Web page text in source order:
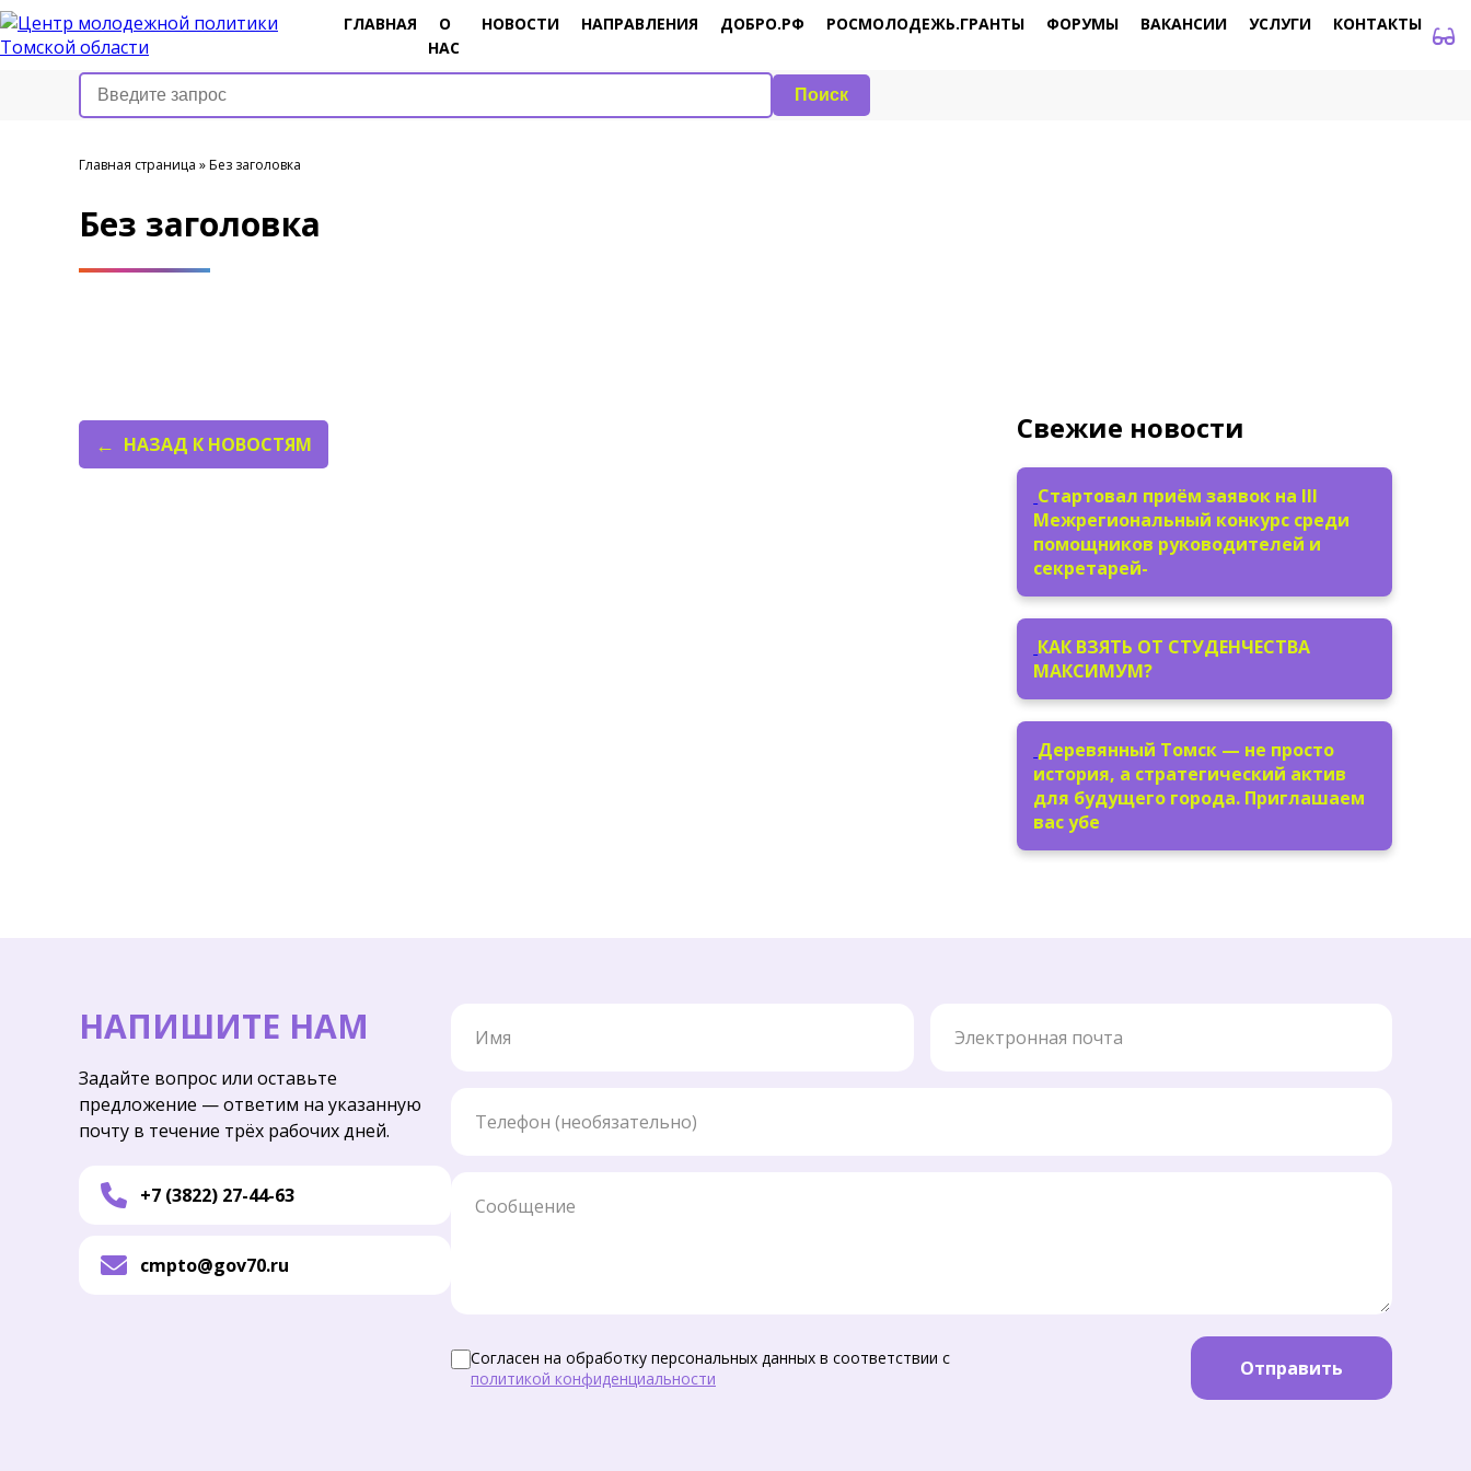
ГЛАВНАЯ
О
НАС
НОВОСТИ НАПРАВЛЕНИЯ ДОБРО.РФ РОСМОЛОДЕЖЬ.ГРАНТЫ ФОРУМЫ ВАКАНСИИ УСЛУГИ КОНТАКТЫ
Поиск
Главная страница »Без заголовка
Без заголовка
НАЗАД К НОВОСТЯМ Свежие новости
Стартовал приём заявок на III
Межрегиональный конкурс среди
помощников руководителей и
секретарей-
КАК ВЗЯТЬ ОТ СТУДЕНЧЕСТВА
МАКСИМУМ?
Деревянный Томск — не просто
история, а стратегический актив
для будущего города. Приглашаем
вас убе
НАПИШИТЕ НАМ
Задайте вопрос или оставьте
предложение — ответим на указанную
почту в течение трёх рабочих дней.
+7 (3822) 27-44-63
cmpto@gov70.ru
Согласен на обработку персональных данных в соответствии с
политикой конфиденциальности
Отправить